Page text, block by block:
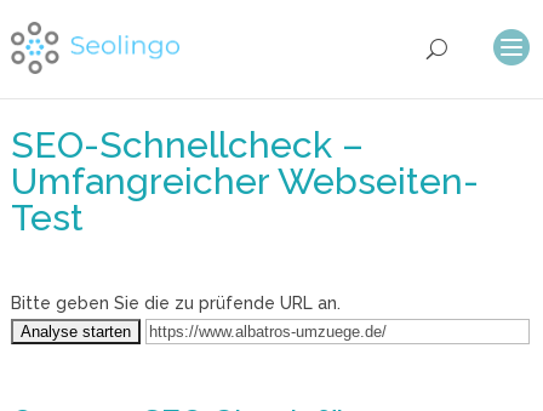
SEO-Schnellcheck –
Umfangreicher Webseiten-
Test
Bitte geben Sie die zu prüfende URL an.